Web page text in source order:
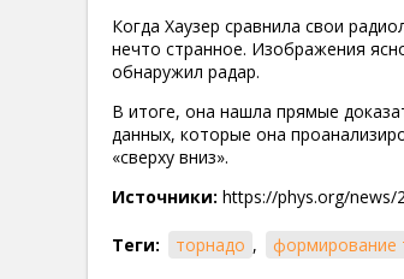
Когда Хаузер сравнила свои
нечто странное. Изображения
обнаружил радар.
В итоге, она нашла прямые
данных, которые она
«сверху вниз».
Источники: https://phys.org/news/
Теги: торнадо , формирование